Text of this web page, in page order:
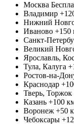
Москва
Владимир
Нижний
Иваново +150
Санкт-
Великий
Ярославль,
Тула, Калуга
Ростов-на-
Краснодар
Тверь,
Казань +100
Воронеж +50
Чебоксары